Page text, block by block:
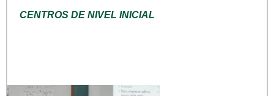
CENTROS DE NIVEL INICIAL